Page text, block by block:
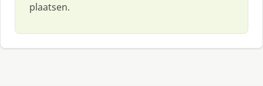
plaatsen.